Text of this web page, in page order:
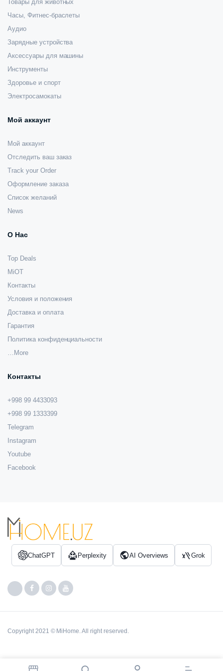
Товары для животных
Часы, Фитнес-браслеты
Аудио
Зарядные устройства
Аксессуары для машины
Инструменты
Здоровье и спорт
Электросамокаты
Мой аккаунт
Мой аккаунт
Отследить ваш заказ
Track your Order
Оформление заказа
Список желаний
News
О Нас
Top Deals
MiOT
Контакты
Условия и положения
Доставка и оплата
Гарантия
Политика конфиденциальности
…More
Контакты
+998 99 4433093
+998 99 1333399
Telegram
Instagram
Youtube
Facebook
ChatGPT Perplexity AI Overviews Grok
Copyright 2021 © MiHome. All right reserved.